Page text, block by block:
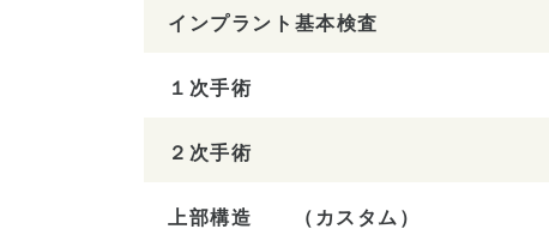
インプラント基本検査
１次手術
２次手術
上部構造 （カスタム）